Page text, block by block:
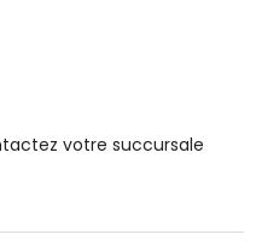
votre succursale